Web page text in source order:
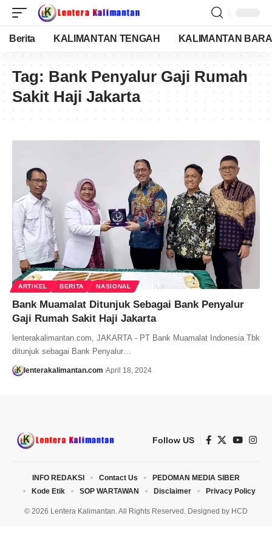
Berita KALIMANTAN TENGAH KALIMANTAN
Tag: Bank Penyalur Gaji Rumah
Sakit Haji Jakarta
ARTIKEL BERITA NASIONAL
Bank Muamalat Ditunjuk Sebagai Bank Penyalur
Gaji Rumah Sakit Haji Jakarta
lenterakalimantan.com, JAKARTA - PT Bank Muamalat Indonesia Tbk
ditunjuk sebagai Bank Penyalur…
lenterakalimantan.com April 18, 2024
Follow US
© 2026 Lentera Kalimantan. All Rights Reserved. Designed by HCD
INFO REDAKSI Contact Us
PEDOMAN MEDIA SIBER
Kode Etik
SOP WARTAWAN Disclaimer Privacy Policy